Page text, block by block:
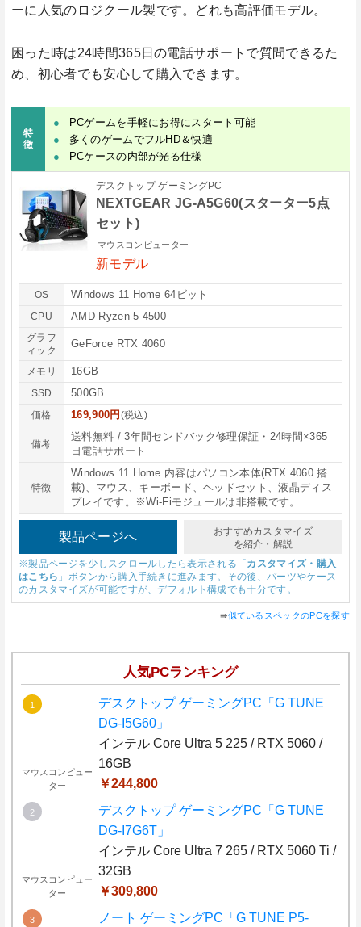
ーに人気のロジクール製です。どれも高評価モデル。
困った時は24時間365日の電話サポートで質問できるた
め、初心者でも安心して購入できます。
特
徴
PCゲームを手軽にお得にスタート可能
多くのゲームでフルHD＆快適
PCケースの内部が光る仕様
デスクトップ ゲーミングPC
NEXTGEAR JG-A5G60(スターター5点
セット)
マウスコンピューター
新モデル
OS Windows 11 Home 64ビット
CPU AMD Ryzen 5 4500
グラフ
ィック
GeForce RTX 4060
メモリ 16GB
SSD 500GB
価格 169,900円 (税込)
備考
送料無料 / 3年間センドバック修理保証・24時間×365
日電話サポート
特徴
Windows 11 Home 内容はパソコン本体(RTX 4060 搭
載)、マウス、キーボード、ヘッドセット、液晶ディス
プレイです。※Wi-Fiモジュールは非搭載です。
製品ページへ
おすすめカスタマイズ
を紹介・解説
※製品ページを少しスクロールしたら表示される「 カスタマイズ・購入
はこちら 」ボタンから購入手続きに進みます。その後、パーツやケース
のカスタマイズが可能ですが、デフォルト構成でも十分です。
⇛似ているスペックのPCを探す
人気PCランキング
マウスコンピュー
ター
デスクトップ ゲーミングPC「G TUNE
DG-I5G60」
インテル Core Ultra 5 225 / RTX 5060 /
16GB
￥244,800
マウスコンピュー
ター
デスクトップ ゲーミングPC「G TUNE
DG-I7G6T」
インテル Core Ultra 7 265 / RTX 5060 Ti /
32GB
￥309,800
ノート ゲーミングPC「G TUNE P5-